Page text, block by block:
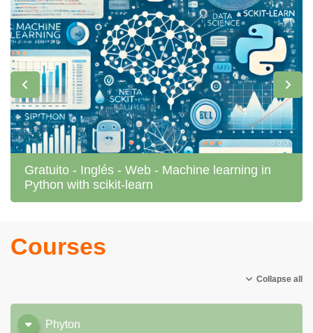
Gratuito - Inglés - Web - Machine learning in
Python with scikit-learn
Courses
Collapse all
Phyton